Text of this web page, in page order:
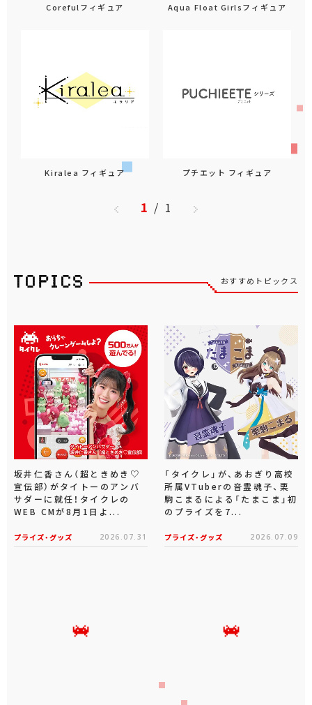
Corefulフィギュア Aqua Float Girlsフィギュア
Kiralea フィギュア プチエット フィギュア
1 / 1
おすすめトピックス
坂井仁香さん（超ときめき♡
宣伝部）がタイトーのアンバ
サダーに就任！タイクレの
WEB CMが8月1日よ...
プライズ・グッズ 2026.07.31
「タイクレ」が、あおぎり高校
所属VTuberの音霊魂子、栗
駒こまるによる「たまこま」初
のプライズを7...
プライズ・グッズ 2026.07.09